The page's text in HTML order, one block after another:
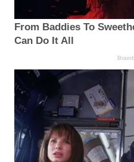
From Baddies To
Can Do It All